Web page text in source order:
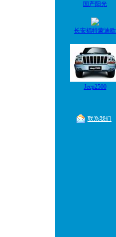
国产阳光
长安福特蒙迪欧
Jeep2500
联系我们